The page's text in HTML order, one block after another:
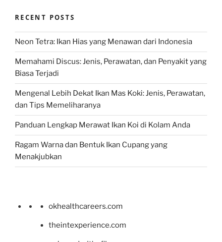
RECENT POSTS
Neon Tetra: Ikan Hias yang Menawan dari Indonesia
Memahami Discus: Jenis, Perawatan, dan Penyakit yang
Biasa Terjadi
Mengenal Lebih Dekat Ikan Mas Koki: Jenis, Perawatan,
dan Tips Memeliharanya
Panduan Lengkap Merawat Ikan Koi di Kolam Anda
Ragam Warna dan Bentuk Ikan Cupang yang
Menakjubkan
okhealthcareers.com
theintexperience.com